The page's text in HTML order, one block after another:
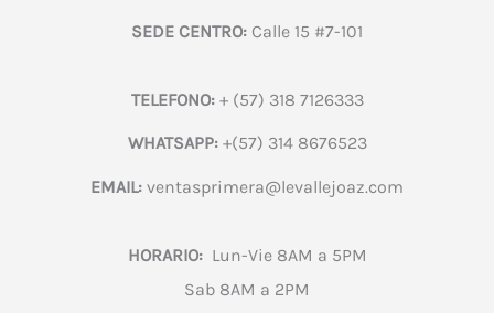
SEDE CENTRO: Calle 15 #7-101
TELEFONO:+ (57) 318 7126333
WHATSAPP:+(57) 314 8676523
EMAIL: ventasprimera@levallejoaz.com
HORARIO:Lun-Vie 8AM a 5PM
Sab 8AM a 2PM